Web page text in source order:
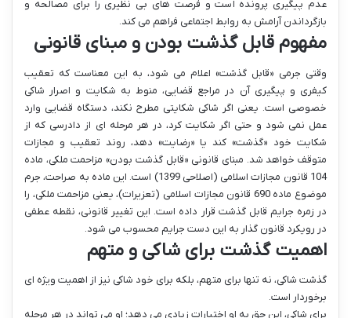
عدم پیگیری پرونده است و فرصت های بی نظیری را برای مصالحه و
بازگرداندن آرامش به روابط اجتماعی فراهم می کند.
مفهوم قابل گذشت بودن و مبنای قانونی
وقتی جرمی «قابل گذشت» اعلام می شود، به این معناست که تعقیب
کیفری و پیگیری آن در مراجع قضایی، منوط به شکایت و اصرار شاکی
خصوصی است. یعنی اگر شاکی شکایتی مطرح نکند، دستگاه قضایی وارد
عمل نمی شود و حتی اگر شکایت کرد، در هر مرحله ای از دادرسی که از
شکایت خود «گذشت» کند یا «رضایت» دهد، روند تعقیب و مجازات
متوقف خواهد شد. مبنای قانونی «قابل گذشت بودن» مزاحمت ملکی، ماده
104 قانون مجازات اسلامی (اصلاحی 1399) است. این ماده به صراحت، جرم
موضوع ماده 690 قانون مجازات اسلامی (تعزیرات)، یعنی مزاحمت ملکی، را
در زمره جرایم قابل گذشت قرار داده است. این تغییر قانونی، نقطه عطفی
در رویکرد قانون گذار به این دست جرایم محسوب می شود.
اهمیت گذشت برای شاکی و متهم
گذشت شاکی، نه تنها برای متهم، بلکه برای خود شاکی نیز از اهمیت ویژه ای
برخوردار است.
برای شاکی، این حق به او اختیارات زیادی می دهد؛ او می تواند در هر مرحله